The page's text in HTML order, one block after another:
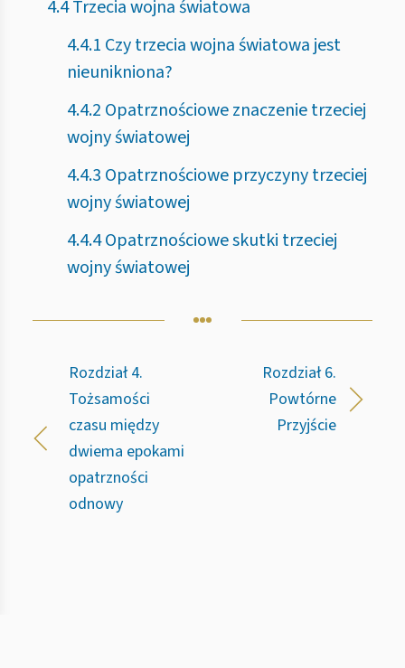
4.4 Trzecia wojna światowa
4.4.1 Czy trzecia wojna światowa jest
nieunikniona?
4.4.2 Opatrznościowe znaczenie trzeciej
wojny światowej
4.4.3 Opatrznościowe przyczyny trzeciej
wojny światowej
4.4.4 Opatrznościowe skutki trzeciej
wojny światowej
Rozdział 4.
Tożsamości
czasu między
dwiema epokami
opatrzności
odnowy
Rozdział 6.
Powtórne
Przyjście